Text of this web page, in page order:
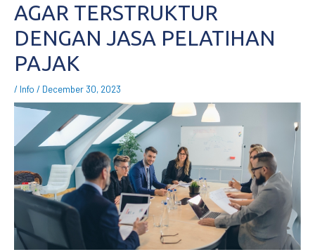
AGAR TERSTRUKTUR
DENGAN JASA PELATIHAN
PAJAK
/ Info / December 30, 2023